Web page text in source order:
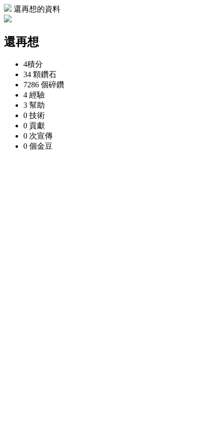
還再想的資料
還再想
4積分
34 顆鑽石
7286 個碎鑽
4 經驗
3 幫助
0 技術
0 貢獻
0 次宣傳
0 個金豆